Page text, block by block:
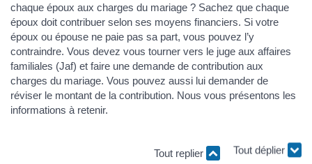
chaque époux aux charges du mariage ? Sachez que chaque
époux doit contribuer selon ses moyens financiers. Si votre
époux ou épouse ne paie pas sa part, vous pouvez l’y
contraindre. Vous devez vous tourner vers le juge aux affaires
familiales (Jaf) et faire une demande de contribution aux
charges du mariage. Vous pouvez aussi lui demander de
réviser le montant de la contribution. Nous vous présentons les
informations à retenir.
Tout replier Tout déplier